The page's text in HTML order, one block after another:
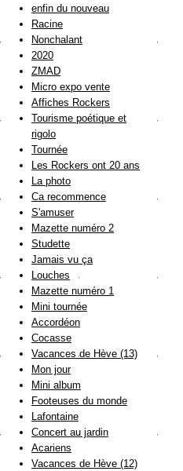
enfin du nouveau
Racine
Nonchalant
2020
ZMAD
Micro expo vente
Affiches Rockers
Tourisme poétique et
rigolo
Tournée
Les Rockers ont 20 ans
La photo
Ca recommence
S'amuser
Mazette numéro 2
Studette
Jamais vu ça
Louches
Mazette numéro 1
Mini tournée
Accordéon
Cocasse
Vacances de Hève (13)
Mon jour
Mini album
Footeuses du monde
Lafontaine
Concert au jardin
Acariens
Vacances de Hève (12)